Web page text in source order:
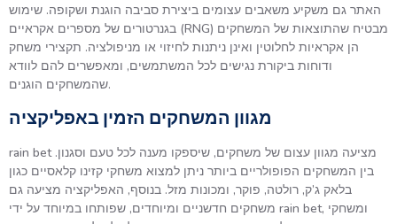
האתר גם משקיע משאבים עצומים ביצירת סביבה הוגנת ושקופה. שימוש
בגנרטורים של מספרים אקראיים (RNG) מבטיח שהתוצאות של המשחקים
הן אקראיות לחלוטין ואינן ניתנות לחיזוי או מניפולציה. תקצירי משחק
ודוחות ביקורת נגישים לכל המשתמשים, ומאפשרים להם לוודא
שהמשחקים הוגנים.
מגוון המשחקים הזמין באפליקציה
rain bet מציעה מגוון עצום של משחקים, שיספקו מענה לכל טעם וסגנון.
בין המשחקים הפופולריים ביותר ניתן למצוא משחקי קזינו קלאסיים כגון
בלאק ג’ק, רולטה, פוקר, ומכונות מזל. בנוסף, האפליקציה מציעה גם
משחקים חדשניים ומיוחדים, שפותחו במיוחד על ידי rain bet, ומשחקי